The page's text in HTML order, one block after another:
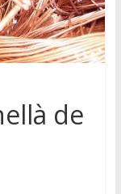
de